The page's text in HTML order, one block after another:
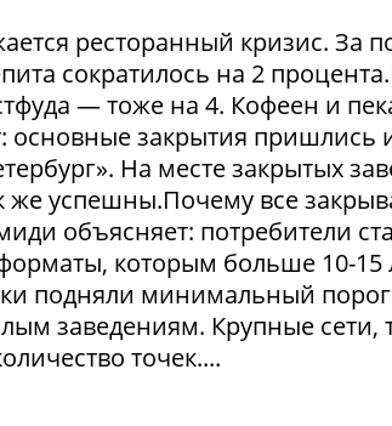
ресторанный кризис. За
сократилось на 2
— тоже на 4. Кофеен и
основные закрытия
На месте закрытых
же успешны.Почему все
объясняет: потребители
которым больше 10-
подняли минимальный порог
заведениям. Крупные сети,
точек....